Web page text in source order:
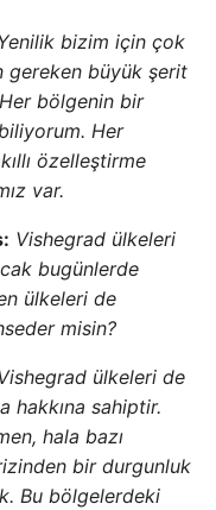
bizim için çok
gereken büyük şerit
bölgenin bir
Her
özelleştirme
var.
Vishegrad ülkeleri
bugünlerde
ülkeleri de
misin?
ülkeleri de
hakkına sahiptir.
hala bazı
bir durgunluk
Bu bölgelerdeki